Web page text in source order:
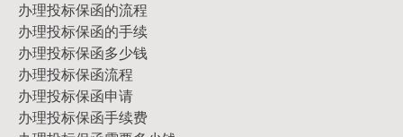
办理投标保函的流程
办理投标保函的手续
办理投标保函多少钱
办理投标保函流程
办理投标保函申请
办理投标保函手续费